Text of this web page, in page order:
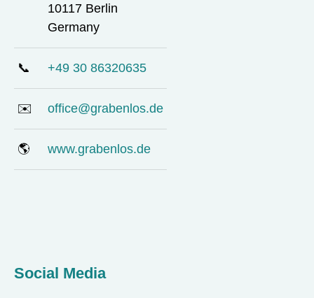
10117 Berlin
Germany
📞 +49 30 86320635
✉️ office@grabenlos.de
🌎 www.grabenlos.de
Social Media